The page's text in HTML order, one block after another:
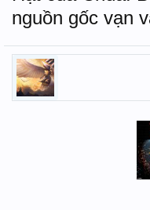
nguồn gốc vạn